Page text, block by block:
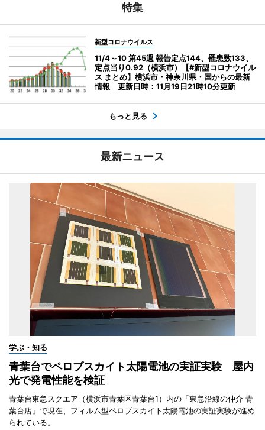
特集
新型コロナウイルス
11/4～10 第45週 報告定点144、罹患数133、
定点当り0.92（横浜市）【#新型コロナウイル
ス まとめ】横浜市・神奈川県・国からの最新
情報 更新日時：11月19日21時10分更新
もっと見る
最新ニュース
学ぶ・知る
青葉台でペロブスカイト太陽電池の実証実験 屋内
光で発電性能を検証
青葉台東急スクエア（横浜市青葉区青葉台1）内の「東急沿線の仲介 青
葉台店」で現在、フィルム型ペロブスカイト太陽電池の実証実験が進め
られている。